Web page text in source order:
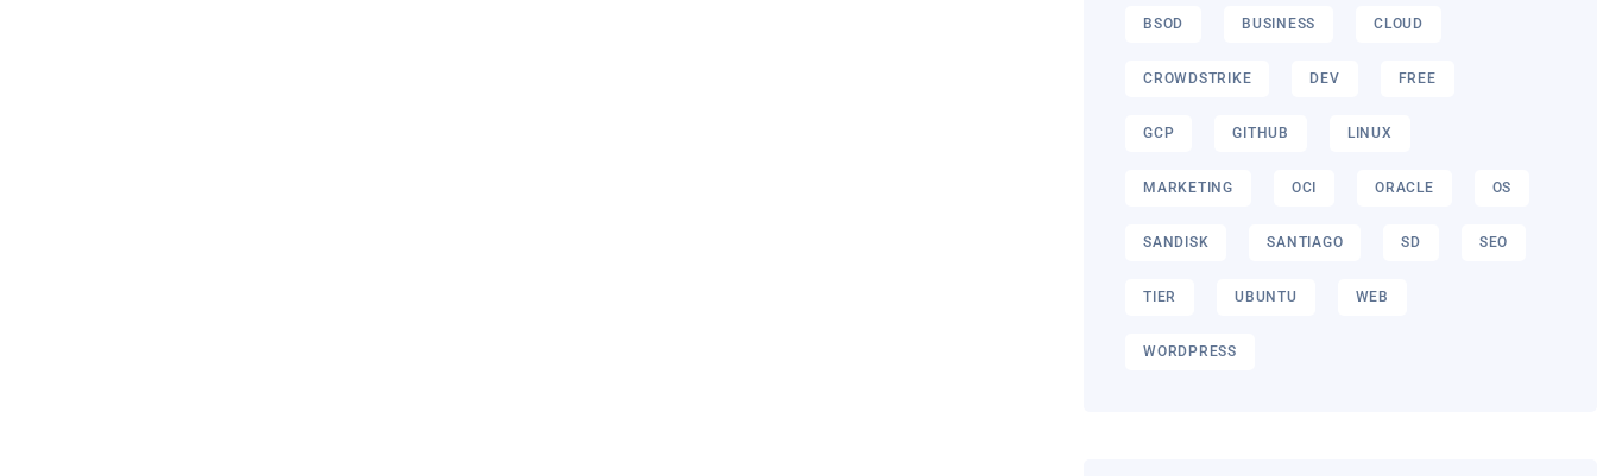
BSOD BUSINESS CLOUD
CROWDSTRIKE DEV FREE
GCP GITHUB LINUX
MARKETING OCI ORACLE OS
SANDISK SANTIAGO SD SEO
TIER UBUNTU WEB
WORDPRESS